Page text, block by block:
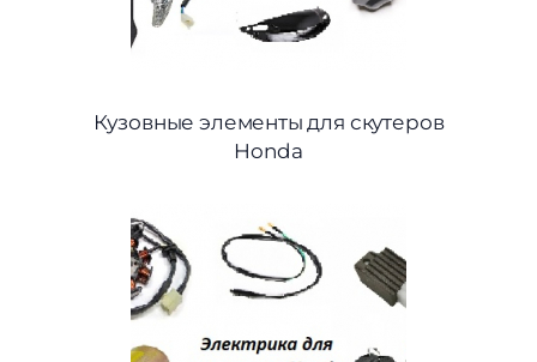
Кузовные элементы для скутеров
Honda